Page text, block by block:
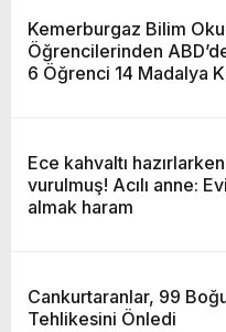
Kemerburgaz Bilim
Öğrencilerinden
6 Öğrenci 14 Madalya
Ece kahvaltı hazırlarken
vurulmuş! Acılı anne:
almak haram
Cankurtaranlar, 99
Tehlikesini Önledi